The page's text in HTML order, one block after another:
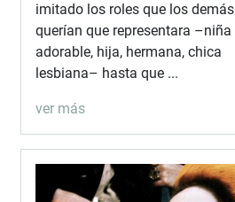
imitado los roles que los demás
querían que representara –niña
adorable, hija, hermana, chica
lesbiana– hasta que ...
ver más